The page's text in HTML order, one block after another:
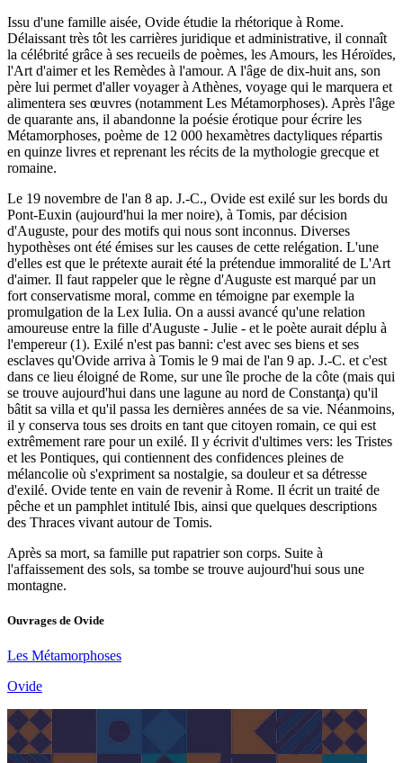
Issu d'une famille aisée, Ovide étudie la rhétorique à Rome.
Délaissant très tôt les carrières juridique et administrative, il connaît
la célébrité grâce à ses recueils de poèmes, les Amours, les Héroïdes,
l'Art d'aimer et les Remèdes à l'amour. A l'âge de dix-huit ans, son
père lui permet d'aller voyager à Athènes, voyage qui le marquera et
alimentera ses œuvres (notamment Les Métamorphoses). Après l'âge
de quarante ans, il abandonne la poésie érotique pour écrire les
Métamorphoses, poème de 12 000 hexamètres dactyliques répartis
en quinze livres et reprenant les récits de la mythologie grecque et
romaine.
Le 19 novembre de l'an 8 ap. J.-C., Ovide est exilé sur les bords du
Pont-Euxin (aujourd'hui la mer noire), à Tomis, par décision
d'Auguste, pour des motifs qui nous sont inconnus. Diverses
hypothèses ont été émises sur les causes de cette relégation. L'une
d'elles est que le prétexte aurait été la prétendue immoralité de L'Art
d'aimer. Il faut rappeler que le règne d'Auguste est marqué par un
fort conservatisme moral, comme en témoigne par exemple la
promulgation de la Lex Iulia. On a aussi avancé qu'une relation
amoureuse entre la fille d'Auguste - Julie - et le poète aurait déplu à
l'empereur (1). Exilé n'est pas banni: c'est avec ses biens et ses
esclaves qu'Ovide arriva à Tomis le 9 mai de l'an 9 ap. J.-C. et c'est
dans ce lieu éloigné de Rome, sur une île proche de la côte (mais qui
se trouve aujourd'hui dans une lagune au nord de Constanţa) qu'il
bâtit sa villa et qu'il passa les dernières années de sa vie. Néanmoins,
il y conserva tous ses droits en tant que citoyen romain, ce qui est
extrêmement rare pour un exilé. Il y écrivit d'ultimes vers: les Tristes
et les Pontiques, qui contiennent des confidences pleines de
mélancolie où s'expriment sa nostalgie, sa douleur et sa détresse
d'exilé. Ovide tente en vain de revenir à Rome. Il écrit un traité de
pêche et un pamphlet intitulé Ibis, ainsi que quelques descriptions
des Thraces vivant autour de Tomis.
Après sa mort, sa famille put rapatrier son corps. Suite à
l'affaissement des sols, sa tombe se trouve aujourd'hui sous une
montagne.
Ouvrages de Ovide
Les Métamorphoses
Ovide